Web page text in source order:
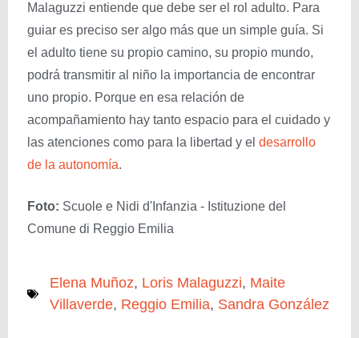
Malaguzzi entiende que debe ser el rol adulto. Para
guiar es preciso ser algo más que un simple guía. Si
el adulto tiene su propio camino, su propio mundo,
podrá transmitir al niño la importancia de encontrar
uno propio. Porque en esa relación de
acompañamiento hay tanto espacio para el cuidado y
las atenciones como para la libertad y el desarrollo
de la autonomía.
Foto: Scuole e Nidi d'Infanzia - Istituzione del
Comune di Reggio Emilia
Elena Muñoz, Loris Malaguzzi, Maite
Villaverde, Reggio Emilia, Sandra González